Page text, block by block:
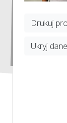
Drukuj
Ukryj